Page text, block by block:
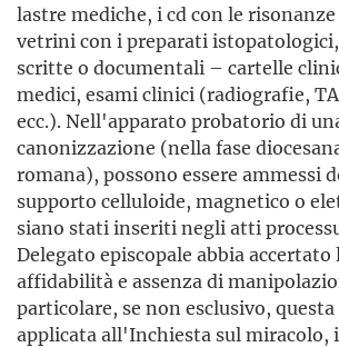
lastre mediche, i cd con le
vetrini con i preparati
scritte o documentali – cartelle
medici, esami clinici (radiografie,
ecc.). Nell'apparato probatorio di
canonizzazione (nella fase
romana), possono essere ammessi
supporto celluloide, magnetico o
siano stati inseriti negli atti
Delegato episcopale abbia
affidabilità e assenza di
particolare, se non esclusivo,
applicata all'Inchiesta sul miracolo,